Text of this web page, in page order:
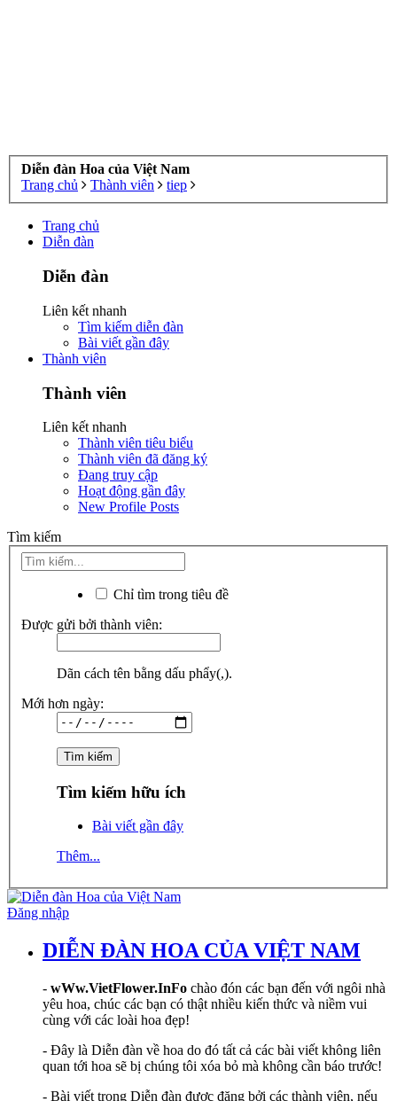
Diễn đàn Hoa của Việt Nam
Trang chủ
Thành viên tiep
Trang chủ
Diễn đàn
Diễn đàn
Liên kết nhanh
Tìm kiếm diễn đàn
Bài viết gần đây
Thành viên
Thành viên
Liên kết nhanh
Thành viên tiêu biểu
Thành viên đã đăng ký
Đang truy cập
Hoạt động gần đây
New Profile Posts
Tìm kiếm
Chỉ tìm trong tiêu đề
Được gửi bởi thành viên:
Dãn cách tên bằng dấu phẩy(,).
Mới hơn ngày:
Tìm kiếm hữu ích
Bài viết gần đây
Thêm...
Đăng nhập
DIỄN ĐÀN HOA CỦA VIỆT NAM
- wWw.VietFlower.InFo chào đón các bạn đến với ngôi nhà
yêu hoa, chúc các bạn có thật nhiều kiến thức và niềm vui
cùng với các loài hoa đẹp!
- Đây là Diễn đàn về hoa do đó tất cả các bài viết không liên
quan tới hoa sẽ bị chúng tôi xóa bỏ mà không cần báo trước!
- Bài viết trong Diễn đàn được đăng bởi các thành viên, nếu